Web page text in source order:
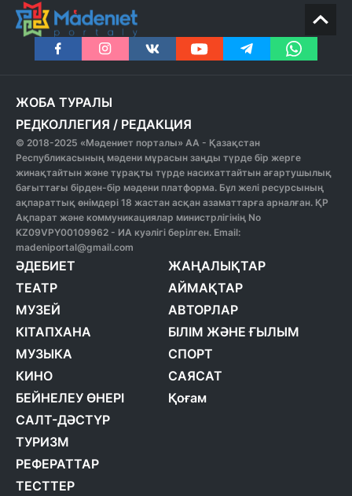
ЖОБА ТУРАЛЫ
РЕДКОЛЛЕГИЯ / РЕДАКЦИЯ
© 2018-2025 «Мәдениет порталы» АА - Қазақстан
Республикасының мәдени мұрасын заңды түрде бір жерге
жинақтайтын және тұрақты түрде насихаттайтын ағартушылық
бағыттағы бірден-бір мәдени платформа. Бұл желі ресурсының
ақпараттық өнімдері 18 жастан асқан азаматтарға арналған. ҚР
Ақпарат және коммуникациялар министрлігінің No
KZ09VPY00109962 - ИА куәлігі берілген. Email:
madeniportal@gmail.com
ӘДЕБИЕТ
ТЕАТР
МУЗЕЙ
КІТАПХАНА
МУЗЫКА
КИНО
БЕЙНЕЛЕУ ӨНЕРІ
САЛТ-ДӘСТҮР
ТУРИЗМ
РЕФЕРАТТАР
ТЕСТТЕР
ЖАҢАЛЫҚТАР
АЙМАҚТАР
АВТОРЛАР
БІЛІМ ЖӘНЕ ҒЫЛЫМ
СПОРТ
САЯСАТ
Қоғам